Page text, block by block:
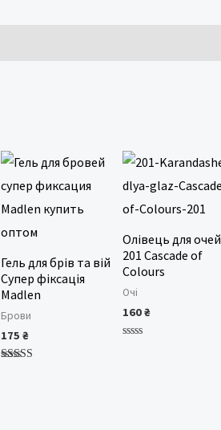
Гель для брів та вій
Супер фіксація
Madlen
Брови
175 ₴
Олівець для очей
201 Cascade of
Colours
Очі
160₴